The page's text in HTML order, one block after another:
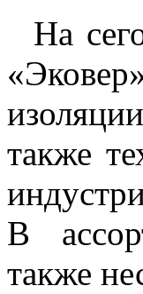
На
также
В
также